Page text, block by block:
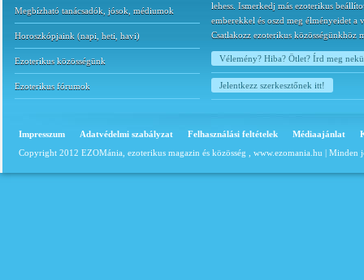
Megbízható tanácsadók, jósok, médiumok
Horoszkópjaink (napi heti havi)
Ezoterikus közösségünk
Ezoterikus fórumok
lehess. Ismerkedj más ezoterikus
emberekkel és oszd meg élményeidet a
Csatlakozz ezoterikus közösségünkhöz
Vélemény? Hiba? Ötlet? Írd meg
Jelentkezz szerkesztőnek itt!
Impresszum Adatvédelmi szabályzat Felhasználási feltételek Médiaajánlat
Copyright 2012 EZOMánia, ezoterikus magazin és közösség , www.ezomania.hu | Minden